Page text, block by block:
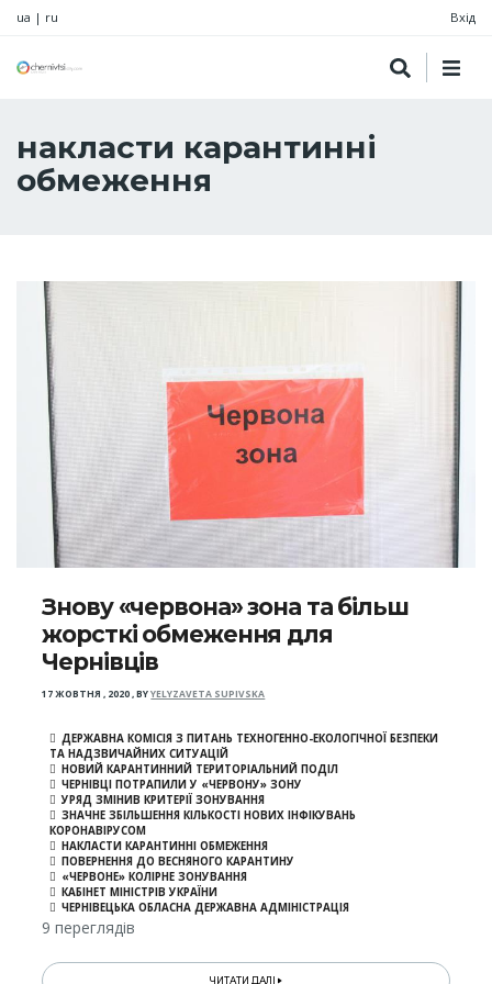
ua | ru Вхід
накласти карантинні
обмеження
Знову «червона» зона та більш
жорсткі обмеження для
Чернівців
17 ЖОВТНЯ , 2020,BYYELYZAVETA SUPIVSKA
ДЕРЖАВНА КОМІСІЯ З ПИТАНЬ ТЕХНОГЕННО-ЕКОЛОГІЧНОЇ БЕЗПЕКИ
ТА НАДЗВИЧАЙНИХ СИТУАЦІЙ
НОВИЙ КАРАНТИННИЙ ТЕРИТОРІАЛЬНИЙ ПОДІЛ
ЧЕРНІВЦІ ПОТРАПИЛИ У «ЧЕРВОНУ» ЗОНУ
УРЯД ЗМІНИВ КРИТЕРІЇ ЗОНУВАННЯ
ЗНАЧНЕ ЗБІЛЬШЕННЯ КІЛЬКОСТІ НОВИХ ІНФІКУВАНЬ
КОРОНАВІРУСОМ
НАКЛАСТИ КАРАНТИННІ ОБМЕЖЕННЯ
ПОВЕРНЕННЯ ДО ВЕСНЯНОГО КАРАНТИНУ
«ЧЕРВОНЕ» КОЛІРНЕ ЗОНУВАННЯ
КАБІНЕТ МІНІСТРІВ УКРАЇНИ
ЧЕРНІВЕЦЬКА ОБЛАСНА ДЕРЖАВНА АДМІНІСТРАЦІЯ
9 переглядів
ЧИТАТИ ДАЛІ